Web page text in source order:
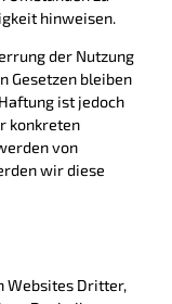
hinweisen.
der Nutzung
Gesetzen bleiben
ist jedoch
konkreten
von
wir diese
Websites Dritter,